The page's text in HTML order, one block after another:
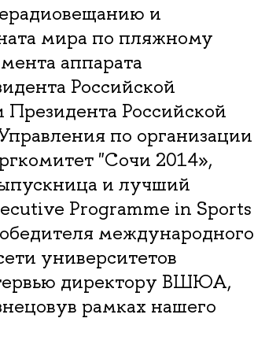
и
мира по пляжному
аппарата
Российской
Российской
по организации
"Сочи 2014»,
и лучший
Programme in Sports
международного
университетов
директору ВШЮА,
рамках нашего